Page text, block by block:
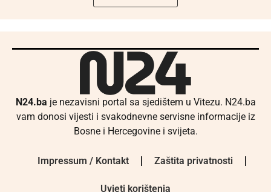
N24.ba je nezavisni portal sa sjedištem u Vitezu. N24.ba
vam donosi vijesti i svakodnevne servisne informacije iz
Bosne i Hercegovine i svijeta.
Impressum / Kontakt Zaštita privatnosti
Uvjeti korištenja